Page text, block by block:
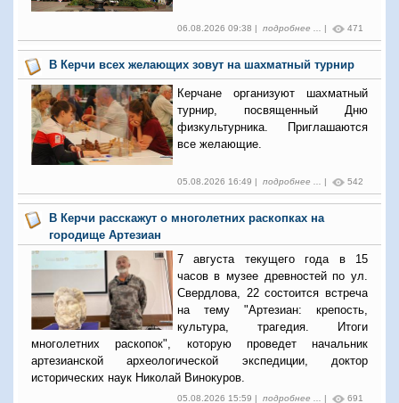
06.08.2026 09:38 | подробнее ... 471
В Керчи всех желающих зовут на шахматный турнир
Керчане организуют шахматный
турнир, посвященный Дню
физкультурника. Приглашаются
все желающие.
05.08.2026 16:49 | подробнее ... | 542
В Керчи расскажут о многолетних раскопках на
городище Артезиан
7 августа текущего года в 15
часов в музее древностей по ул.
Свердлова, 22 состоится встреча
на тему "Артезиан: крепость,
культура, трагедия. Итоги
многолетних раскопок", которую проведет начальник
артезианской археологической экспедиции, доктор
исторических наук Николай Винокуров.
05.08.2026 15:59 | подробнее ... | 691